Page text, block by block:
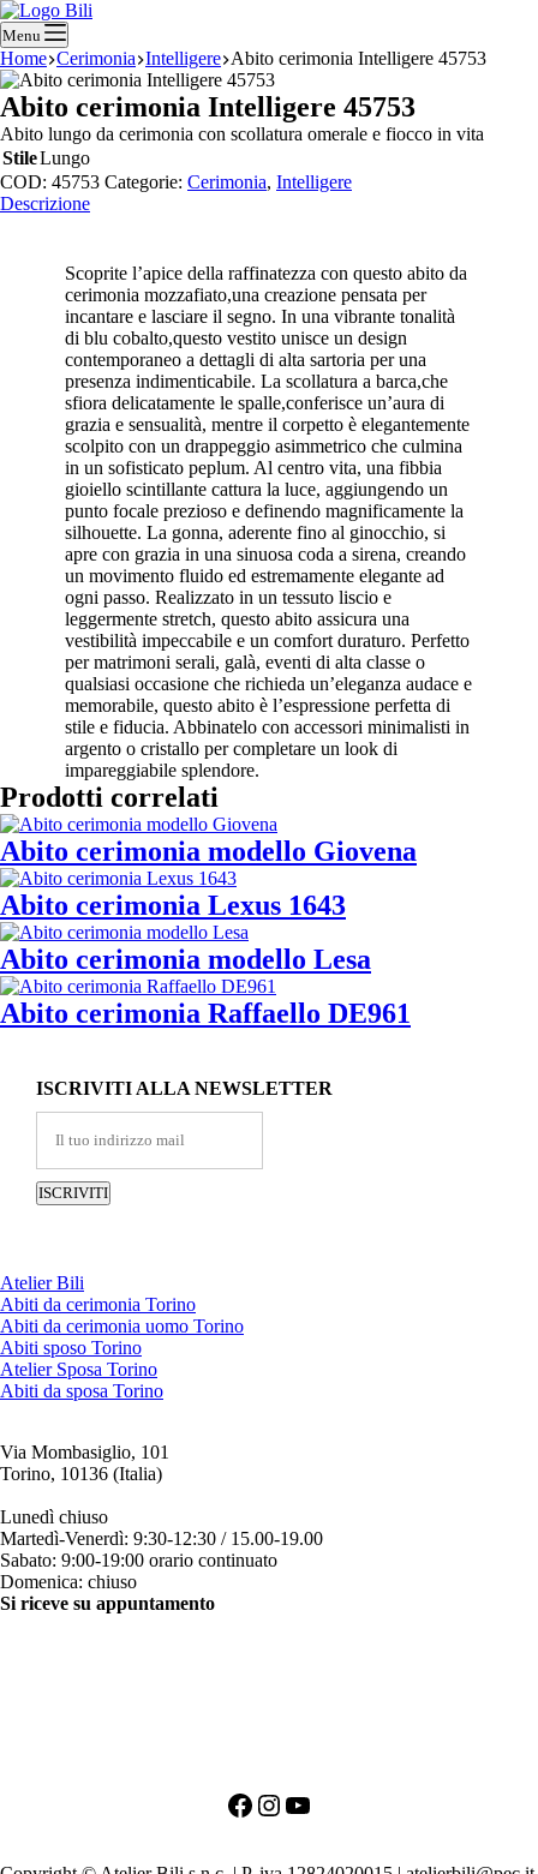
Menu
Home Cerimonia Intelligere Abito cerimonia Intelligere 45753
Abito cerimonia Intelligere 45753
Abito lungo da cerimonia con scollatura omerale e fiocco in vita
StileLungo
COD: 45753 Categorie: Cerimonia, Intelligere
Descrizione
Scoprite l’apice della raffinatezza con questo abito da
cerimonia mozzafiato,una creazione pensata per
incantare e lasciare il segno. In una vibrante tonalità
di blu cobalto,questo vestito unisce un design
contemporaneo a dettagli di alta sartoria per una
presenza indimenticabile. La scollatura a barca,che
sfiora delicatamente le spalle,conferisce un’aura di
grazia e sensualità, mentre il corpetto è elegantemente
scolpito con un drappeggio asimmetrico che culmina
in un sofisticato peplum. Al centro vita, una fibbia
gioiello scintillante cattura la luce, aggiungendo un
punto focale prezioso e definendo magnificamente la
silhouette. La gonna, aderente fino al ginocchio, si
apre con grazia in una sinuosa coda a sirena, creando
un movimento fluido ed estremamente elegante ad
ogni passo. Realizzato in un tessuto liscio e
leggermente stretch, questo abito assicura una
vestibilità impeccabile e un comfort duraturo. Perfetto
per matrimoni serali, galà, eventi di alta classe o
qualsiasi occasione che richieda un’eleganza audace e
memorabile, questo abito è l’espressione perfetta di
stile e fiducia. Abbinatelo con accessori minimalisti in
argento o cristallo per completare un look di
impareggiabile splendore.
Prodotti correlati
Abito cerimonia modello Giovena
Abito cerimonia Lexus 1643
Abito cerimonia modello Lesa
Abito cerimonia Raffaello DE961
ISCRIVITI ALLA NEWSLETTER
Atelier Bili
Abiti da cerimonia Torino
Abiti da cerimonia uomo Torino
Abiti sposo Torino
Atelier Sposa Torino
Abiti da sposa Torino
Via Mombasiglio, 101
Torino, 10136 (Italia)
Lunedì chiuso
Martedì-Venerdì: 9:30-12:30 / 15.00-19.00
Sabato: 9:00-19:00 orario continuato
Domenica: chiuso
Si riceve su appuntamento
Facebook
Instagram
YouTube